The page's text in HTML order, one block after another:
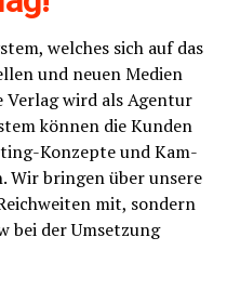
wel­ches sich auf das
und neu­en Medi­en
Ver­lag wird als Agen­tur
kön­nen die Kun­den
Kon­zep­te und Kam­
Wir brin­gen über unse­re
mit, son­dern
bei der Umset­zung